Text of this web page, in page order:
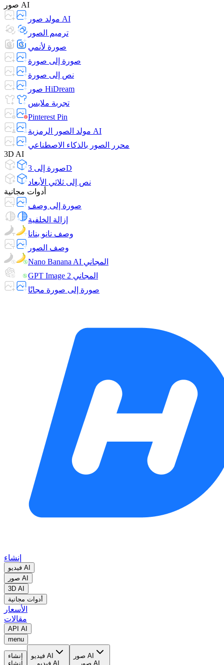
صور AI
مولد صور AI
ترميم الصور
صورة لأنمي
صورة إلى صورة
نص إلى صورة
صور HiDream
تجربة ملابس
Pinterest Pin
مولد الصور الرمزية AI
محرر الصور بالذكاء الاصطناعي
3D AI
صورة إلى 3D
نص إلى ثلاثي الأبعاد
أدوات مجانية
صورة إلى وصف
إزالة الخلفية
وصف نانو بنانا
وصف الصور
Nano Banana AI المجاني
GPT Image 2 المجاني
صورة إلى صورة مجانًا
إنشاء
فيديو AI
صور AI
3D AI
أدوات مجانية
الأسعار
مقالات
API AI
menu
إنشاء
إنشاء
فيديو AI
فيديو AI
صور AI
صور AI